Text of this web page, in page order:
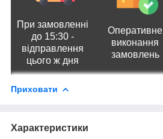
При замовленні
до 15:30 -
відправлення
цього ж дня
Оперативне
виконання
замовлень
Приховати
Характеристики